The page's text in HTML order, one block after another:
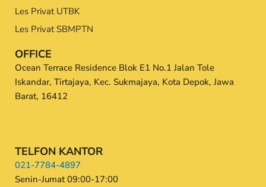
Les Privat UTBK
Les Privat SBMPTN
OFFICE
Ocean Terrace Residence Blok E1 No.1 Jalan Tole
Iskandar, Tirtajaya, Kec. Sukmajaya, Kota Depok, Jawa
Barat, 16412
TELFON KANTOR
021-7784-4897
Senin-Jumat 09:00-17:00